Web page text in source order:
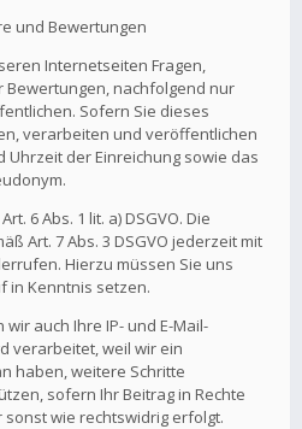
und Bewertungen
Internetseiten Fragen,
nachfolgend nur
Sofern Sie dieses
verarbeiten und veröffentlichen
Uhrzeit der Einreichung sowie das
6 Abs. 1 lit. a) DSGVO. Die
Art. 7 Abs. 3 DSGVO jederzeit mit
Hierzu müssen Sie uns
in Kenntnis setzen.
auch Ihre IP- und E-Mail-
verarbeitet, weil wir ein
haben, weitere Schritte
sofern Ihr Beitrag in Rechte
wie rechtswidrig erfolgt.